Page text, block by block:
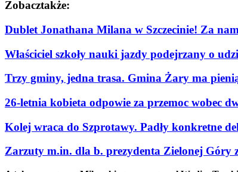
Zobacztakże:
Dublet Jonathana Milana w Szczecinie! Za
Właściciel szkoły nauki jazdy podejrzany o
Trzy gminy, jedna trasa. Gmina Żary ma
26-letnia kobieta odpowie za przemoc wobec
Kolej wraca do Szprotawy. Padły konkretne
Zarzuty m.in. dla b. prezydenta Zielonej